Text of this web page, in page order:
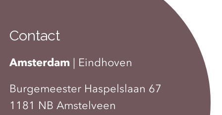
Contact
Amsterdam | Eindhoven
Burgemeester Haspelslaan 67
1181 NB Amstelveen